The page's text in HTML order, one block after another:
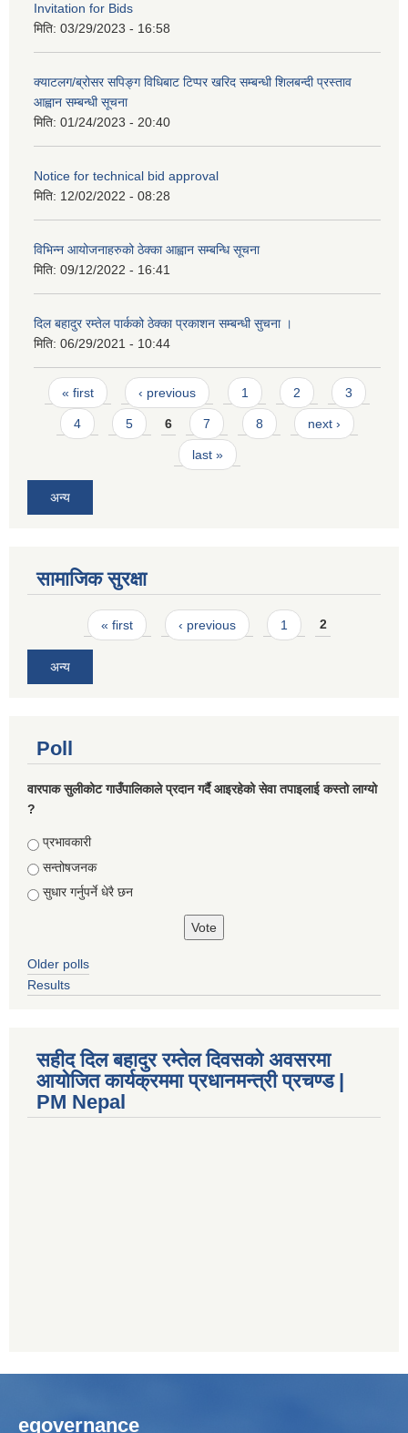
Invitation for Bids
मिति: 03/29/2023 - 16:58
क्याटलग/ब्रोसर सपिङ्ग विधिबाट टिप्पर खरिद सम्बन्धी शिलबन्दी प्रस्ताव
आह्वान सम्बन्धी सूचना
मिति: 01/24/2023 - 20:40
Notice for technical bid approval
मिति: 12/02/2022 - 08:28
विभिन्न आयोजनाहरुको ठेक्का आह्वान सम्बन्धि सूचना
मिति: 09/12/2022 - 16:41
दिल बहादुर रम्तेल पार्कको ठेक्का प्रकाशन सम्बन्धी सुचना ।
मिति: 06/29/2021 - 10:44
Pages
« first ‹ previous 1 2 3
4 5 6 7 8 next ›
last »
अन्य
सामाजिक सुरक्षा
Pages« first ‹ previous 1 2
अन्य
Poll
वारपाक सुलीकोट गाउँपालिकाले प्रदान गर्दै आइरहेको सेवा तपाइलाई कस्तो लाग्यो
?
Choices
प्रभावकारी
सन्तोषजनक
सुधार गर्नुपर्ने धेरै छन
Older polls
Results
सहीद दिल बहादुर रम्तेल दिवसको अवसरमा
आयोजित कार्यक्रममा प्रधानमन्त्री प्रचण्ड |
PM Nepal
egovernance